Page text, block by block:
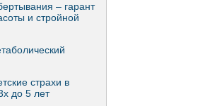
– гарант
и стройной
страхи в
до 5 лет